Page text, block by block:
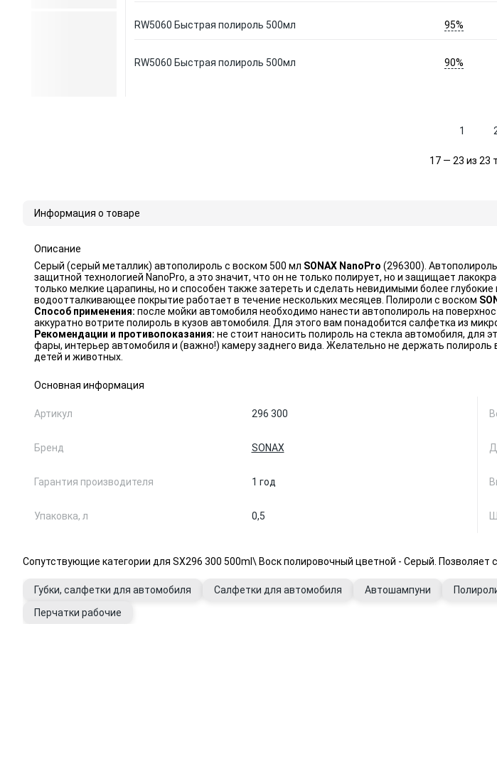
RW5060 Быстрая полироль 500мл 95%
RW5060 Быстрая полироль 500мл 90%
1
17 — 23 из 23
Информация о товаре
Описание
Серый (серый металлик) автополироль с воском 500 мл SONAX NanoPro (296300).
защитной технологией NanoPro, а это значит, что он не только полирует, но и защищает
только мелкие царапины, но и способен также затереть и сделать невидимыми более
водоотталкивающее покрытие работает в течение нескольких месяцев. Полироли с воском
Способ применения: после мойки автомобиля необходимо нанести автополироль на
аккуратно вотрите полироль в кузов автомобиля. Для этого вам понадобится салфетка из
Рекомендации и противопоказания: не стоит наносить полироль на стекла автомобиля, для
фары, интерьер автомобиля и (важно!) камеру заднего вида. Желательно не держать
детей и животных.
Основная информация
Артикул 296 300
Бренд SONAX
Гарантия производителя 1 год
Упаковка, л 0,5
Сопутствующие категории для SX296 300 500ml\ Воск полировочный цветной - Серый. Позволяет
Губки, салфетки для автомобиля Салфетки для автомобиля Автошампуни
Перчатки рабочие